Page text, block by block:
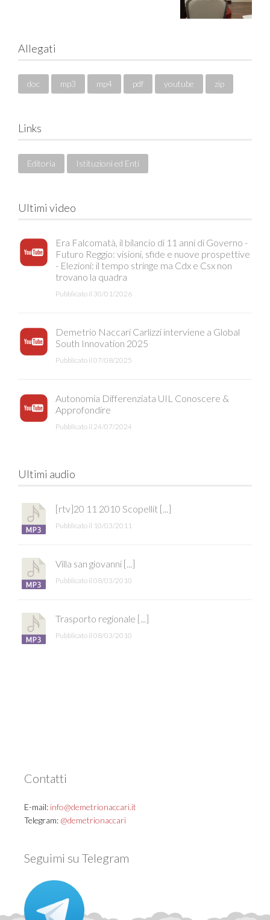
Allegati
doc mp3 mp4 pdf youtube zip
Links
Editoria Istituzioni ed Enti
Ultimi video
Era Falcomatà, il bilancio di 11 anni di Governo -
Futuro Reggio: visioni, sfide e nuove prospettive
- Elezioni: il tempo stringe ma Cdx e Csx non
trovano la quadra
Pubblicato il 30/01/2026
Demetrio Naccari Carlizzi interviene a Global
South Innovation 2025
Pubblicato il 07/08/2025
Autonomia Differenziata UIL Conoscere &
Approfondire
Pubblicato il 24/07/2024
Ultimi audio
[rtv]20 11 2010 Scopellit [...]
Pubblicato il 10/03/2011
Villa san giovanni [...]
Pubblicato il 08/03/2010
Trasporto regionale [...]
Pubblicato il 08/03/2010
Contatti
E-mail: info@demetrionaccari.it
Telegram: @demetrionaccari
Seguimi su Telegram